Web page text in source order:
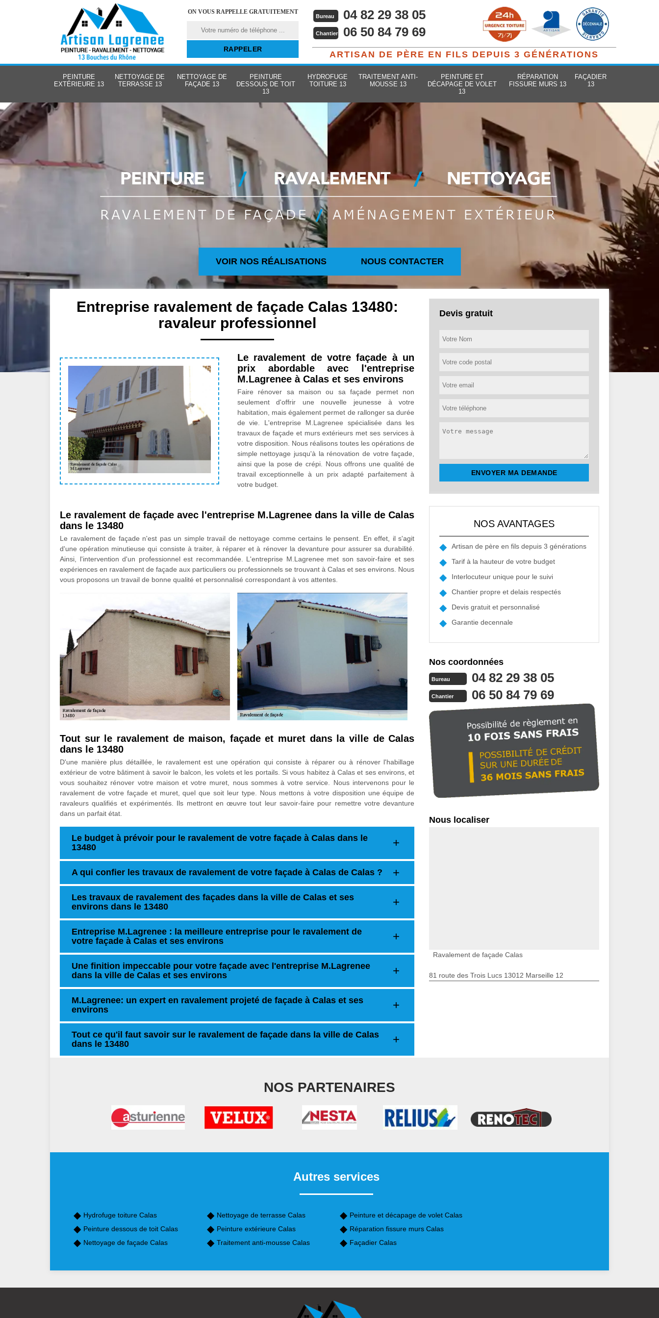
ON VOUS RAPPELLE GRATUITEMENT
Bureau 04 82 29 38 05
Chantier 06 50 84 79 69
ARTISAN DE PÈRE EN FILS DEPUIS 3 GÉNÉRATIONS
PEINTURE
EXTÉRIEURE 13
NETTOYAGE DE
TERRASSE 13
NETTOYAGE DE
FAÇADE 13
PEINTURE
DESSOUS DE TOIT
13
HYDROFUGE
TOITURE 13
TRAITEMENT ANTI-
MOUSSE 13
PEINTURE ET
DÉCAPAGE DE VOLET
13
RÉPARATION
FISSURE MURS 13
FAÇADIER
13
VOIR NOS RÉALISATIONS NOUS CONTACTER
Entreprise ravalement de façade Calas 13480:
ravaleur professionnel
Le ravalement de votre façade à un
prix abordable avec l'entreprise
M.Lagrenee à Calas et ses environs
Faire rénover sa maison ou sa façade permet non
seulement d'offrir une nouvelle jeunesse à votre
habitation, mais également permet de rallonger sa durée
de vie. L'entreprise M.Lagrenee spécialisée dans les
travaux de façade et murs extérieurs met ses services à
votre disposition. Nous réalisons toutes les opérations de
simple nettoyage jusqu'à la rénovation de votre façade,
ainsi que la pose de crépi. Nous offrons une qualité de
travail exceptionnelle à un prix adapté parfaitement à
votre budget.
Le ravalement de façade avec l'entreprise M.Lagrenee dans la ville de Calas
dans le 13480
Le ravalement de façade n'est pas un simple travail de nettoyage comme certains le pensent. En effet, il s'agit
d'une opération minutieuse qui consiste à traiter, à réparer et à rénover la devanture pour assurer sa durabilité.
Ainsi, l'intervention d'un professionnel est recommandée. L'entreprise M.Lagrenee met son savoir-faire et ses
expériences en ravalement de façade aux particuliers ou professionnels se trouvant à Calas et ses environs. Nous
vous proposons un travail de bonne qualité et personnalisé correspondant à vos attentes.
Tout sur le ravalement de maison, façade et muret dans la ville de Calas
dans le 13480
D'une manière plus détaillée, le ravalement est une opération qui consiste à réparer ou à rénover l'habillage
extérieur de votre bâtiment à savoir le balcon, les volets et les portails. Si vous habitez à Calas et ses environs, et
vous souhaitez rénover votre maison et votre muret, nous sommes à votre service. Nous intervenons pour le
ravalement de votre façade et muret, quel que soit leur type. Nous mettons à votre disposition une équipe de
ravaleurs qualifiés et expérimentés. Ils mettront en œuvre tout leur savoir-faire pour remettre votre devanture
dans un parfait état.
Le budget à prévoir pour le ravalement de votre façade à Calas dans le
13480
A qui confier les travaux de ravalement de votre façade à Calas de Calas ?
Les travaux de ravalement des façades dans la ville de Calas et ses
environs dans le 13480
Entreprise M.Lagrenee : la meilleure entreprise pour le ravalement de
votre façade à Calas et ses environs
Une finition impeccable pour votre façade avec l'entreprise M.Lagrenee
dans la ville de Calas et ses environs
M.Lagrenee: un expert en ravalement projeté de façade à Calas et ses
environs
Tout ce qu'il faut savoir sur le ravalement de façade dans la ville de Calas
dans le 13480
Devis gratuit
NOS AVANTAGES
Artisan de père en fils depuis 3 générations
Tarif à la hauteur de votre budget
Interlocuteur unique pour le suivi
Chantier propre et delais respectés
Devis gratuit et personnalisé
Garantie decennale
Nos coordonnées
Bureau 04 82 29 38 05
Chantier 06 50 84 79 69
Nous localiser
Ravalement de façade Calas
81 route des Trois Lucs 13012 Marseille 12
NOS PARTENAIRES
Autres services
Hydrofuge toiture Calas
Peinture dessous de toit Calas
Nettoyage de façade Calas
Nettoyage de terrasse Calas
Peinture extérieure Calas
Traitement anti-mousse Calas
Peinture et décapage de volet Calas
Réparation fissure murs Calas
Façadier Calas